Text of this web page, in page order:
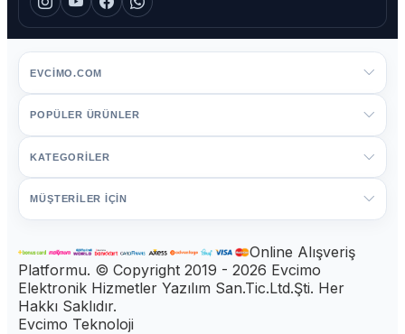
EVCIMO.COM
POPÜLER ÜRÜNLER
KATEGORİLER
MÜŞTERİLER İÇİN
Online Alışveriş
Platformu. © Copyright 2019 - 2026 Evcimo
Elektronik Hizmetler Yazılım San.Tic.Ltd.Şti. Her
Hakkı Saklıdır.
Evcimo Teknoloji